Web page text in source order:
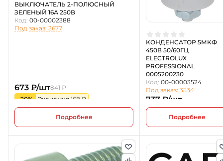
ВЫКЛЮЧАТЕЛЬ 2-ПОЛЮСНЫЙ
ЗЕЛЕНЫЙ 16А 250В
Код: 00-00002388
Под заказ: 3677
673 ₽/шт841 ₽
-20%
Экономия 168 ₽
Подробнее
КОНДЕНСАТОР 5МКФ
450В 50/60ГЦ
ELECTROLUX
PROFESSIONAL
0005200230
Код: 00-00003524
Под заказ: 3534
737 ₽/шт
Подробнее